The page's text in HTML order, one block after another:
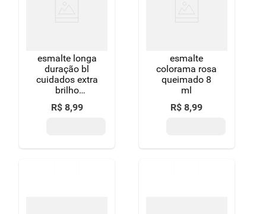
esmalte longa
duração bl
cuidados extra
brilho
colorama 8ml
R$ 8,99
esmalte
colorama rosa
queimado 8
ml
R$ 8,99